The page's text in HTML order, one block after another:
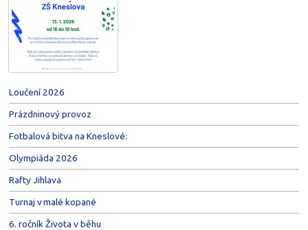
Loučení 2026
Prázdninový provoz
Fotbalová bitva na Kneslové:
Olympiáda 2026
Rafty Jihlava
Turnaj v malé kopané
6. ročník Života v běhu